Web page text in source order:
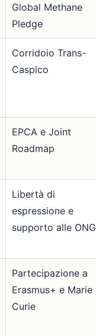
Global Methane
Pledge
Corridoio Trans-
Caspico
EPCA e Joint
Roadmap
Libertà di
espressione e
supporto alle ONG
Partecipazione a
Erasmus+ e Marie
Curie